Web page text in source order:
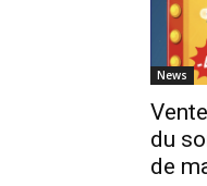
News
du
de